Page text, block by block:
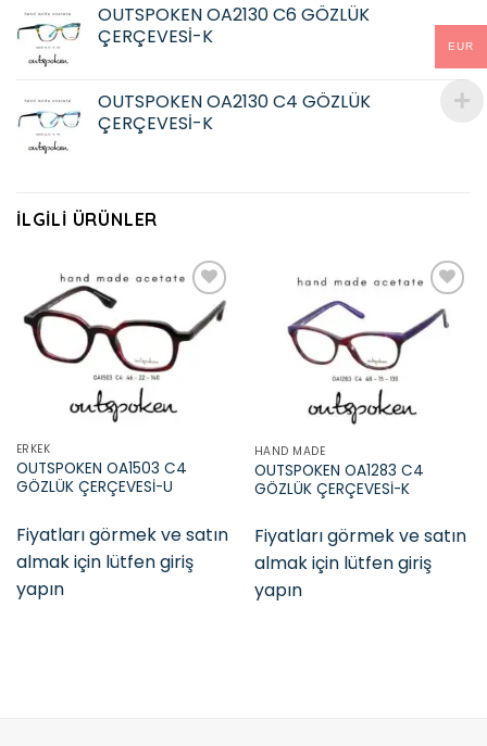
OUTSPOKEN OA2130 C6 GÖZLÜK
ÇERÇEVESİ-K
OUTSPOKEN OA2130 C4 GÖZLÜK
ÇERÇEVESİ-K
İLGILI ÜRÜNLER
Add to
wishlist
ERKEK
OUTSPOKEN OA1503 C4
GÖZLÜK ÇERÇEVESİ-U
Fiyatları görmek ve satın
almak için lütfen giriş
yapın
HAND MADE
OUTSPOKEN OA1283 C4
GÖZLÜK ÇERÇEVESİ-K
Fiyatları görmek ve satın
almak için lütfen giriş
yapın
EUR